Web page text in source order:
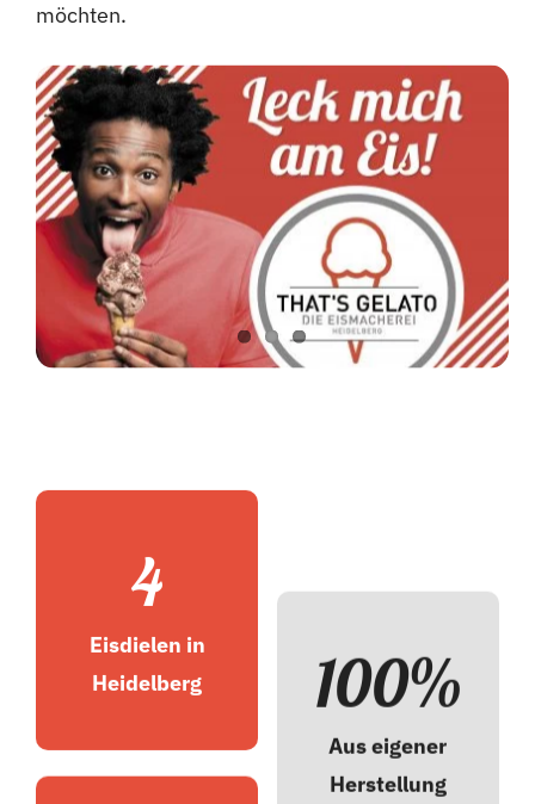
möchten.
4
Eisdielen in
Heidelberg
100%
Aus eigener
Herstellung